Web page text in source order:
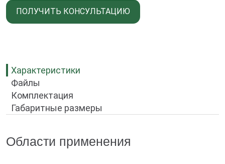
ПОЛУЧИТЬ КОНСУЛЬТАЦИЮ
Характеристики
Файлы
Комплектация
Габаритные размеры
Области применения